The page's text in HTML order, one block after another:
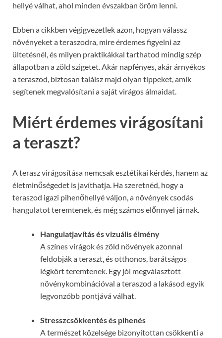
hellyé válhat, ahol minden évszakban öröm lenni.
Ebben a cikkben végigvezetlek azon, hogyan válassz
növényeket a teraszodra, mire érdemes figyelni az
ültetésnél, és milyen praktikákkal tarthatod mindig szép
állapotban a zöld szigetet. Akár napfényes, akár árnyékos
a teraszod, biztosan találsz majd olyan tippeket, amik
segítenek megvalósítani a saját virágos álmaidat.
Miért érdemes virágosítani
a teraszt?
A terasz virágosítása nemcsak esztétikai kérdés, hanem az
életminőségedet is javíthatja. Ha szeretnéd, hogy a
teraszod igazi pihenőhellyé váljon, a növények csodás
hangulatot teremtenek, és még számos előnnyel járnak.
Hangulatjavítás és vizuális élmény
A színes virágok és zöld növények azonnal
feldobják a teraszt, és otthonos, barátságos
légkört teremtenek. Egy jól megválasztott
növénykombinációval a teraszod a lakásod egyik
legvonzóbb pontjává válhat.
Stresszcsökkentés és pihenés
A természet közelsége bizonyítottan csökkenti a